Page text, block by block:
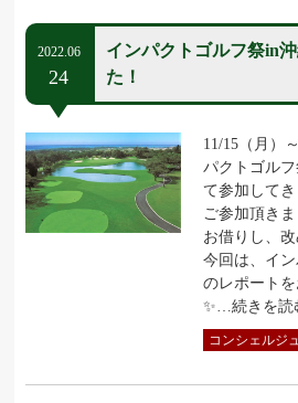
2022.06
24
インパクトゴルフ祭in
た！
11/15（月）
パクトゴル
て参加してき
ご参加頂き
お借りし、改
今回は、イ
のレポート
✨…続きを読
コンシェルジ